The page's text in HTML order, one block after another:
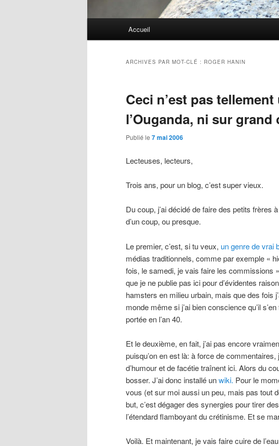
Accueil
ARCHIVES PAR MOT-CLÉ : ROGER HANIN
Ceci n’est pas
l’Ouganda, ni sur
Publié le 7 mai 2006
Lecteuses, lecteurs,
Trois ans, pour un blog, c’est super vieux.
Du coup, j’ai décidé de faire des petits
d’un coup, ou presque.
Le premier, c’est, si tu veux, un genre de vrai
médias traditionnels, comme par exemple «
fois, le samedi, je vais faire les commissions
que je ne publie pas ici pour d’évidentes
hamsters en milieu urbain, mais que des fois
monde même si j’ai bien conscience qu’il
portée en l’an 40.
Et le deuxième, en fait, j’ai pas encore
puisqu’on en est là: à force de
d’humour et de facétie traînent ici. Alors du
bosser. J’ai donc installé unwiki. Pour le
vous (et sur moi aussi un peu, mais pas tout
but, c’est dégager des synergies pour tirer
l’étendard flamboyant du crétinisme. Et se
Voilà. Et maintenant, je vais faire cuire de